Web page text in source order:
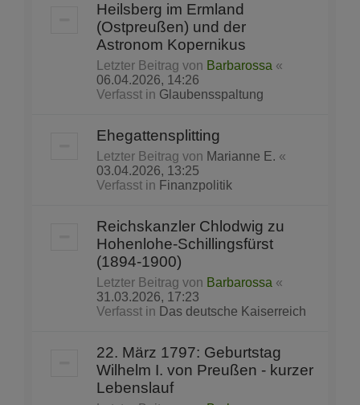
Heilsberg im Ermland
(Ostpreußen) und der
Astronom Kopernikus
Letzter Beitrag von Barbarossa «
06.04.2026, 14:26
Verfasst in Glaubensspaltung
Ehegattensplitting
Letzter Beitrag von Marianne E. «
03.04.2026, 13:25
Verfasst in Finanzpolitik
Reichskanzler Chlodwig zu
Hohenlohe-Schillingsfürst
(1894-1900)
Letzter Beitrag von Barbarossa «
31.03.2026, 17:23
Verfasst in Das deutsche Kaiserreich
22. März 1797: Geburtstag
Wilhelm I. von Preußen - kurzer
Lebenslauf